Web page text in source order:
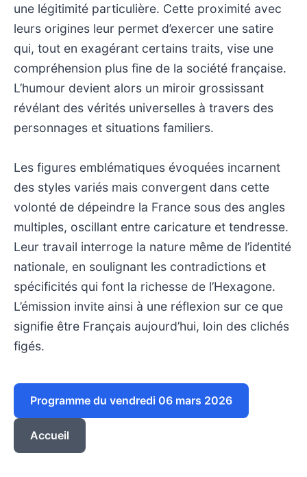
une légitimité particulière. Cette proximité avec
leurs origines leur permet d’exercer une satire
qui, tout en exagérant certains traits, vise une
compréhension plus fine de la société française.
L’humour devient alors un miroir grossissant
révélant des vérités universelles à travers des
personnages et situations familiers.
Les figures emblématiques évoquées incarnent
des styles variés mais convergent dans cette
volonté de dépeindre la France sous des angles
multiples, oscillant entre caricature et tendresse.
Leur travail interroge la nature même de l’identité
nationale, en soulignant les contradictions et
spécificités qui font la richesse de l’Hexagone.
L’émission invite ainsi à une réflexion sur ce que
signifie être Français aujourd’hui, loin des clichés
figés.
Programme du vendredi 06 mars 2026
Accueil